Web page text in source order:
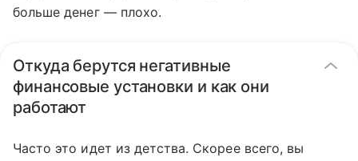
больше денег — плохо.
Откуда берутся негативные
финансовые установки и как они
работают
Часто это идет из детства. Скорее всего, вы